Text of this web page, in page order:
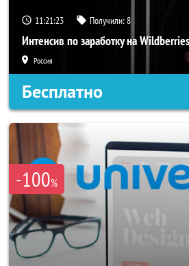
11:21:22 Получили:8
Интенсив по заработку на
Россия
Бесплатно
-100%